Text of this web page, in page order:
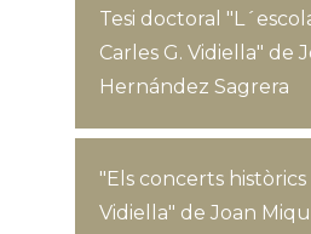
Tesi doctoral
Carles G. Vidiella" de
Hernández Sagrera
"Els concerts històrics
Vidiella" de Joan